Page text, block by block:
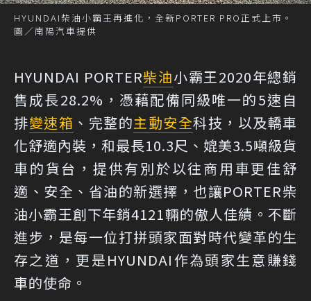
HYUNDAI柴油小霸王再進化，全新PORTER PRO正式上市。
圖／南陽汽車提供
HYUNDAI PORTER柴油小霸王2020年總銷
售成長28.2%，憑藉配備同級唯一的5速自
排變速箱 、完整的主動安全科技，以及轎車
化舒適內裝，和最長10.3尺、媲美3.5噸級貨
車的貨台，提供有別於以往商用車更佳舒
適、安全、省油的新選擇，也讓PORTER柴
油小霸王創下年銷4121輛的傲人佳績。不斷
進步，是每一位打拼頭家面對時代變革的生
存之道，更是HYUNDAI作為頭家生意賺錢
車的使命。